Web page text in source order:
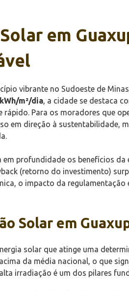
em
vibrante no Sudoeste de
m²/dia , a cidade se destaca
rápido. Para os moradores que
em direção à sustentabilidade,
em profundidade os benefícios
(retorno do investimento)
o impacto da
Solar em
solar que atinge uma
acima da média nacional, o que
irradiação é um dos pilares